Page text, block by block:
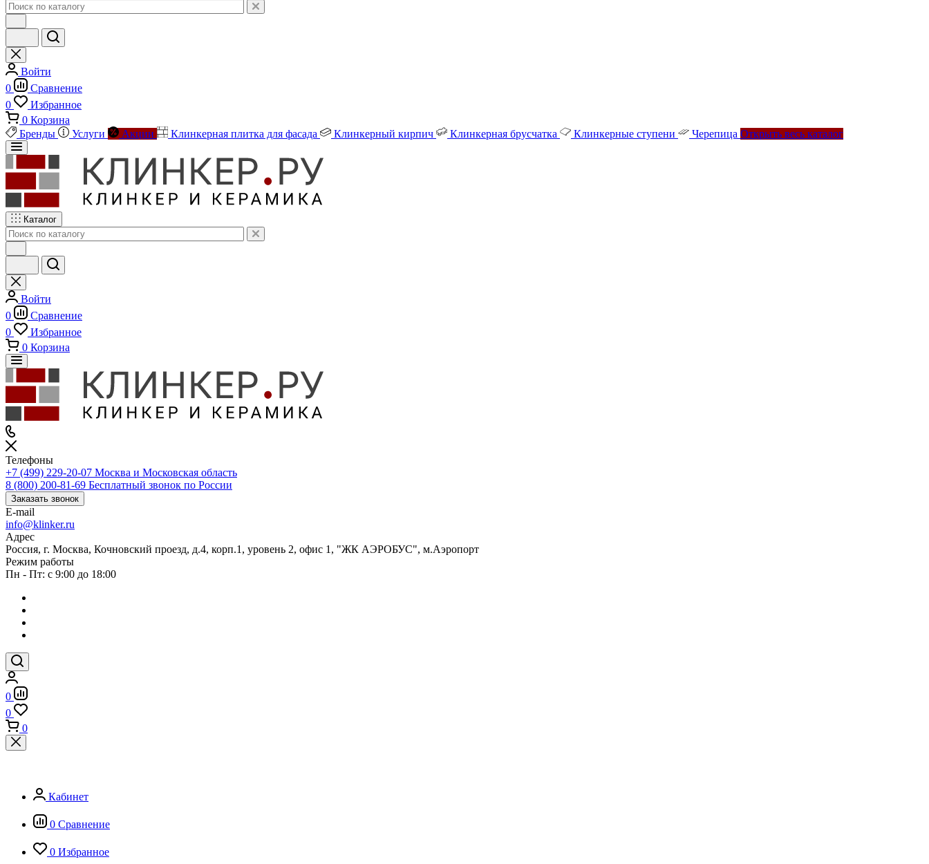
Войти
0
Сравнение
0
Избранное
0 Корзина
Бренды
Услуги Акции Клинкерная плитка для фасада Клинкерный кирпич Клинкерная брусчатка Клинкерные ступени Черепица Открыть весь каталог
Каталог
Войти
0
Сравнение
0
Избранное
0 Корзина
Телефоны
+7 (499) 229-20-07 Москва и Московская область
8 (800) 200-81-69 Бесплатный звонок по России
Заказать звонок
E-mail
info@klinker.ru
Адрес
Россия, г. Москва, Кочновский проезд, д.4, корп.1, уровень 2, офис 1, "ЖК АЭРОБУС", м.Аэропорт
Режим работы
Пн - Пт: с 9:00 до 18:00
0
0
0
Кабинет
0 Сравнение
0 Избранное